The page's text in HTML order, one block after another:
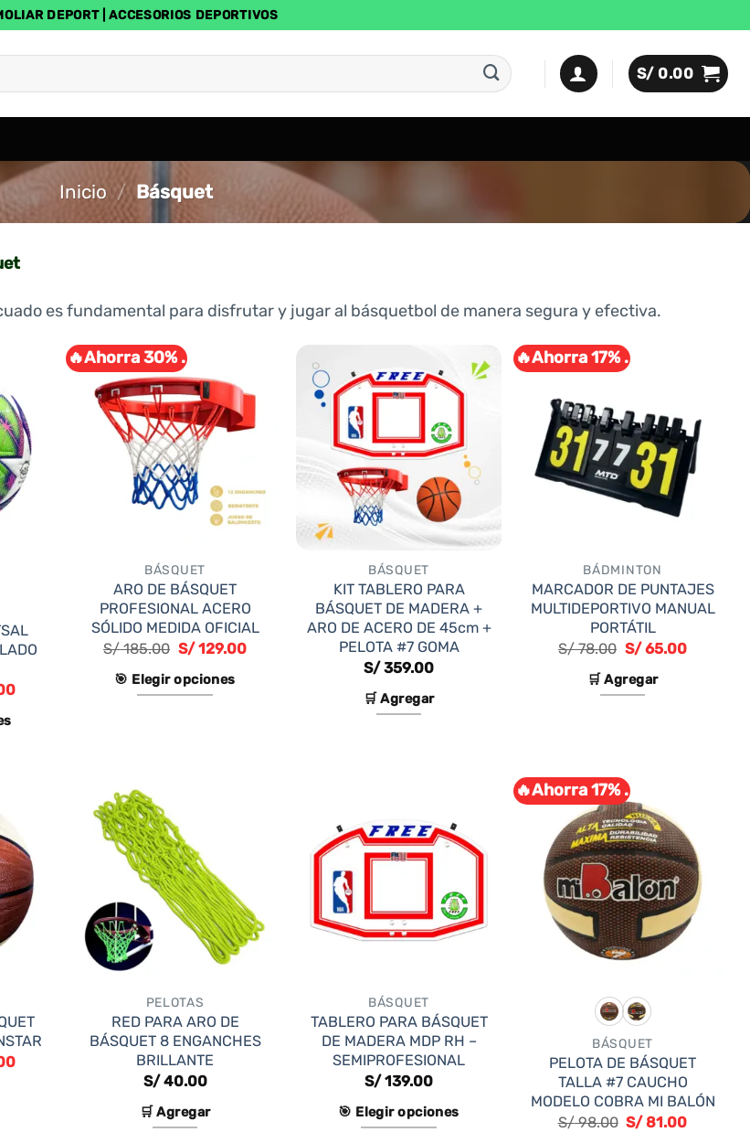
DEPORT | ACCESORIOS DEPORTIVOS
S/0.00
Inicio / Básquet
es fundamental para disfrutar y jugar al básquetbol de manera segura y efectiva.
🔥Ahorra 30% .
BÁSQUET
ARO DE BÁSQUET
PROFESIONAL ACERO
SÓLIDO MEDIDA OFICIAL
S/185.00 S/129.00
🎯 Elegir opciones
Las
opciones
se
pueden
elegir
de
producto
BÁSQUET
KIT TABLERO PARA
BÁSQUET DE MADERA +
ARO DE ACERO DE 45cm +
PELOTA #7 GOMA
S/359.00
🛒 Agregar
🔥Ahorra 17% .
BÁDMINTON
MARCADOR DE PUNTAJES
MULTIDEPORTIVO MANUAL
PORTÁTIL
S/78.00 El
original
era:
S/65.00El
🛒 Agregar
El
PELOTAS
RED PARA ARO DE
BÁSQUET 8 ENGANCHES
BRILLANTE
S/40.00
🛒 Agregar
BÁSQUET
TABLERO PARA BÁSQUET
DE MADERA MDP RH –
SEMIPROFESIONAL
S/139.00
🎯 Elegir opciones
🔥Ahorra 17% .
BÁSQUET
PELOTA DE BÁSQUET
TALLA #7 CAUCHO
MODELO COBRA MI BALÓN
S/98.00 S/81.00